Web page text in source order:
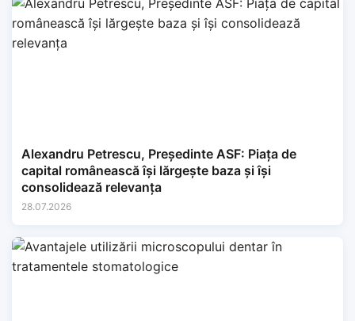
Alexandru Petrescu, Președinte ASF: Piața de
capital românească își lărgește baza și își
consolidează relevanța
28.07.2026